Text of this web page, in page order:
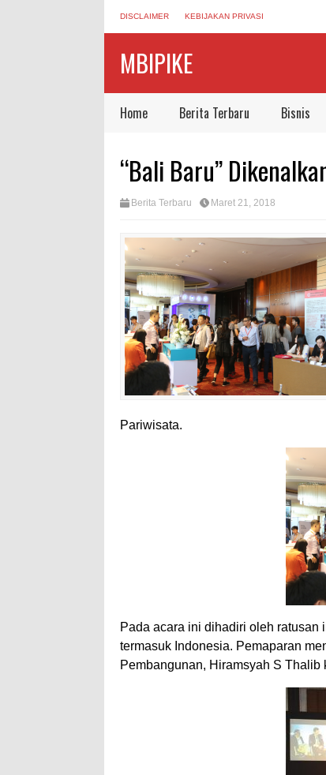
DISCLAIMER KEBIJAKAN PRIVASI
MBIPIKE
Home Berita Terbaru Bisnis
“Bali Baru”
Berita Terbaru Maret 21, 2018
Pariwisata.
Pada acara ini dihadiri oleh ratusan
termasuk Indonesia. Pemaparan
Pembangunan, Hiramsyah S